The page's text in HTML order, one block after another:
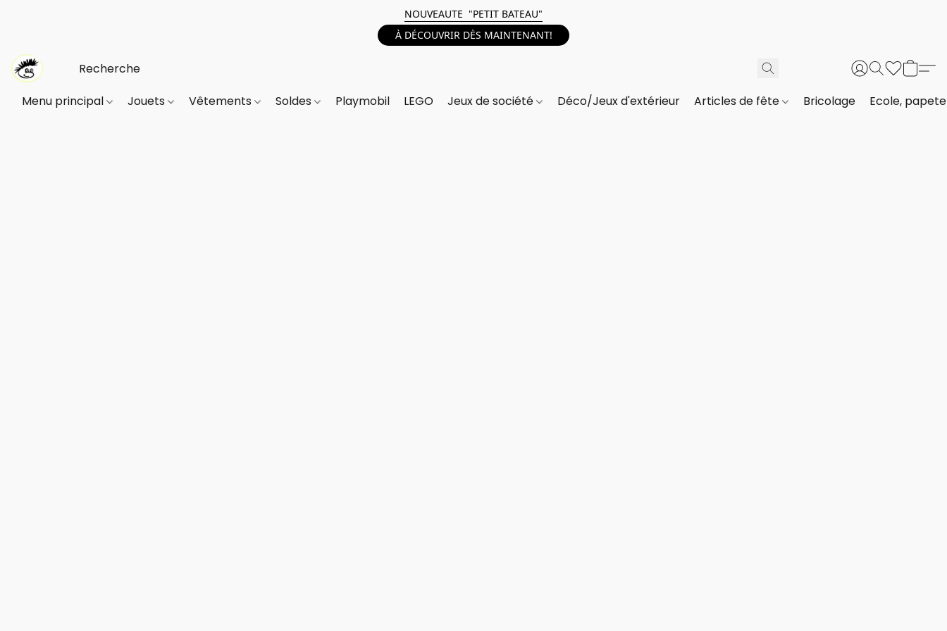
NOUVEAUTE "PETIT BATEAU"
À DÉCOUVRIR DÈS MAINTENANT!
Menu principal Jouets Vêtements Soldes Playmobil LEGO Jeux de société Déco/Jeux d'extérieur Articles de fête Bricolage Ecole,